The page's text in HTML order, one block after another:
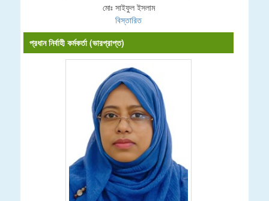
মোঃ সাইফুল ইসলাম
বিস্তারিত
প্রধান নির্বাহী কর্মকর্তা (ভারপ্রাপ্ত)